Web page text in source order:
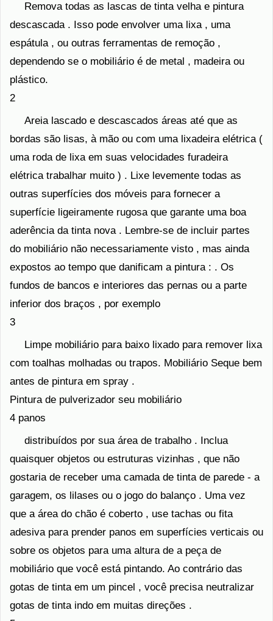
Remova todas as lascas de tinta velha e pintura
descascada . Isso pode envolver uma lixa , uma
espátula , ou outras ferramentas de remoção ,
dependendo se o mobiliário é de metal , madeira ou
plástico.
2
Areia lascado e descascados áreas até que as
bordas são lisas, à mão ou com uma lixadeira elétrica (
uma roda de lixa em suas velocidades furadeira
elétrica trabalhar muito ) . Lixe levemente todas as
outras superfícies dos móveis para fornecer a
superfície ligeiramente rugosa que garante uma boa
aderência da tinta nova . Lembre-se de incluir partes
do mobiliário não necessariamente visto , mas ainda
expostos ao tempo que danificam a pintura : . Os
fundos de bancos e interiores das pernas ou a parte
inferior dos braços , por exemplo
3
Limpe mobiliário para baixo lixado para remover lixa
com toalhas molhadas ou trapos. Mobiliário Seque bem
antes de pintura em spray .
Pintura de pulverizador seu mobiliário
4 panos
distribuídos por sua área de trabalho . Inclua
quaisquer objetos ou estruturas vizinhas , que não
gostaria de receber uma camada de tinta de parede - a
garagem, os lilases ou o jogo do balanço . Uma vez
que a área do chão é coberto , use tachas ou fita
adesiva para prender panos em superfícies verticais ou
sobre os objetos para uma altura de a peça de
mobiliário que você está pintando. Ao contrário das
gotas de tinta em um pincel , você precisa neutralizar
gotas de tinta indo em muitas direções .